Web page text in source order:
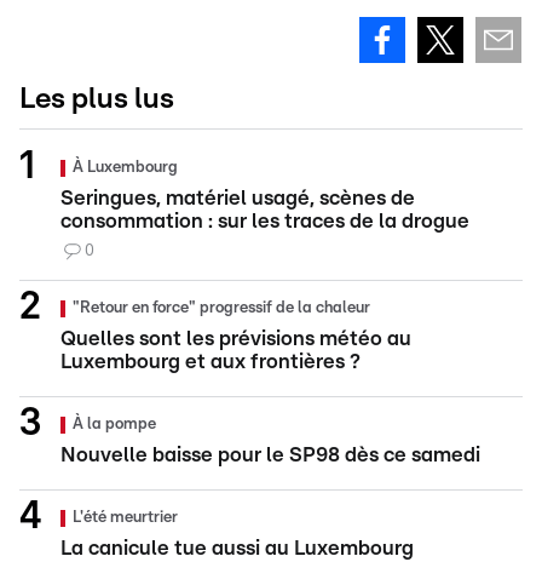
Les plus lus
À Luxembourg
Seringues, matériel usagé, scènes de
consommation : sur les traces de la drogue
0
"Retour en force" progressif de la chaleur
Quelles sont les prévisions météo au
Luxembourg et aux frontières ?
À la pompe
Nouvelle baisse pour le SP98 dès ce samedi
L'été meurtrier
La canicule tue aussi au Luxembourg